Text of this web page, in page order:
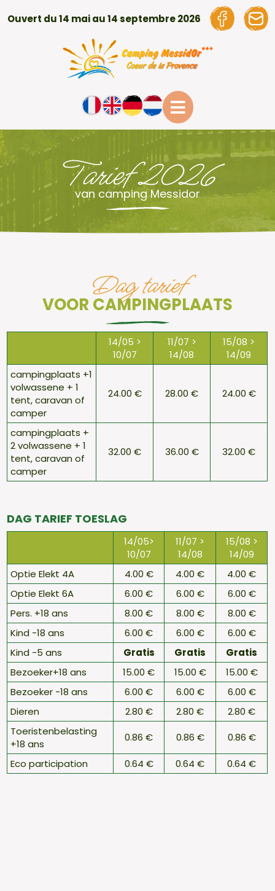
Ouvert du 14 mai au 14 septembre 2026
Tarief 2026
van camping Messidor
Dag tarief
VOOR CAMPINGPLAATS
14/05 >
10/07
11/07 >
14/08
15/08 >
14/09
campingplaats +1
volwassene + 1
tent, caravan of
camper
24.00 € 28.00 € 24.00 €
campingplaats +
2 volwassene + 1
tent, caravan of
camper
32.00 € 36.00 € 32.00 €
DAG TARIEF TOESLAG
14/05>
10/07
11/07 >
14/08
15/08 >
14/09
Optie Elekt 4A
4.00 € 4.00 €
4.00 €
Optie Elekt 6A
6.00 € 6.00 €
6.00 €
Pers. +18 ans
8.00 € 8.00 €
8.00 €
Kind -18 ans
6.00 € 6.00 €
6.00 €
Kind -5 ans
Gratis Gratis
Gratis
Bezoeker+18 ans
15.00 € 15.00 €
15.00 €
Bezoeker -18 ans
6.00 € 6.00 €
6.00 €
Dieren
2.80 € 2.80 €
2.80 €
Toeristenbelasting
+18 ans
0.86 € 0.86 € 0.86 €
Eco participation 0.64 € 0.64 € 0.64 €